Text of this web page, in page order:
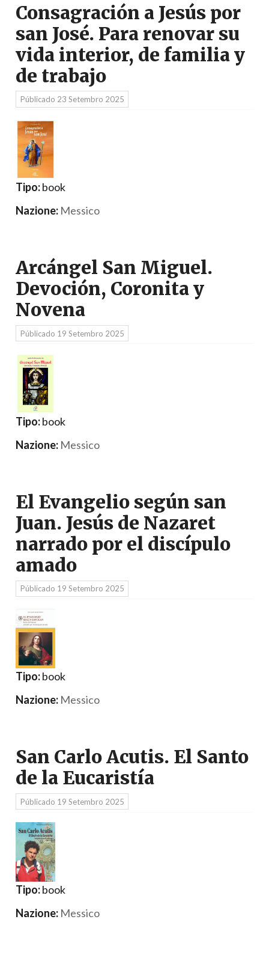
Consagración a Jesús por
san José. Para renovar su
vida interior, de familia y
de trabajo
Públicado 23 Setembro 2025
Tipo:book
Nazione: Messico
Arcángel San Miguel.
Devoción, Coronita y
Novena
Públicado 19 Setembro 2025
Tipo:book
Nazione: Messico
El Evangelio según san
Juan. Jesús de Nazaret
narrado por el discípulo
amado
Públicado 19 Setembro 2025
Tipo:book
Nazione: Messico
San Carlo Acutis. El Santo
de la Eucaristía
Públicado 19 Setembro 2025
Tipo:book
Nazione: Messico